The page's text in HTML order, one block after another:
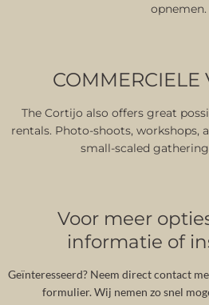
opnemen.
COMMERCIELE
The Cortijo also offers great
rentals. Photo-shoots, workshops,
small-scaled
Voor meer
informatie of
Geïnteresseerd? Neem direct contact
formulier. Wij nemen zo snel